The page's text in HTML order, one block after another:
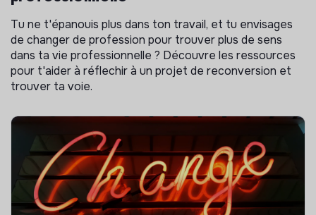
Tu ne t'épanouis plus dans ton travail, et tu envisages
de changer de profession pour trouver plus de sens
dans ta vie professionnelle ? Découvre les ressources
pour t'aider à réflechir à un projet de reconversion et
trouver ta voie.